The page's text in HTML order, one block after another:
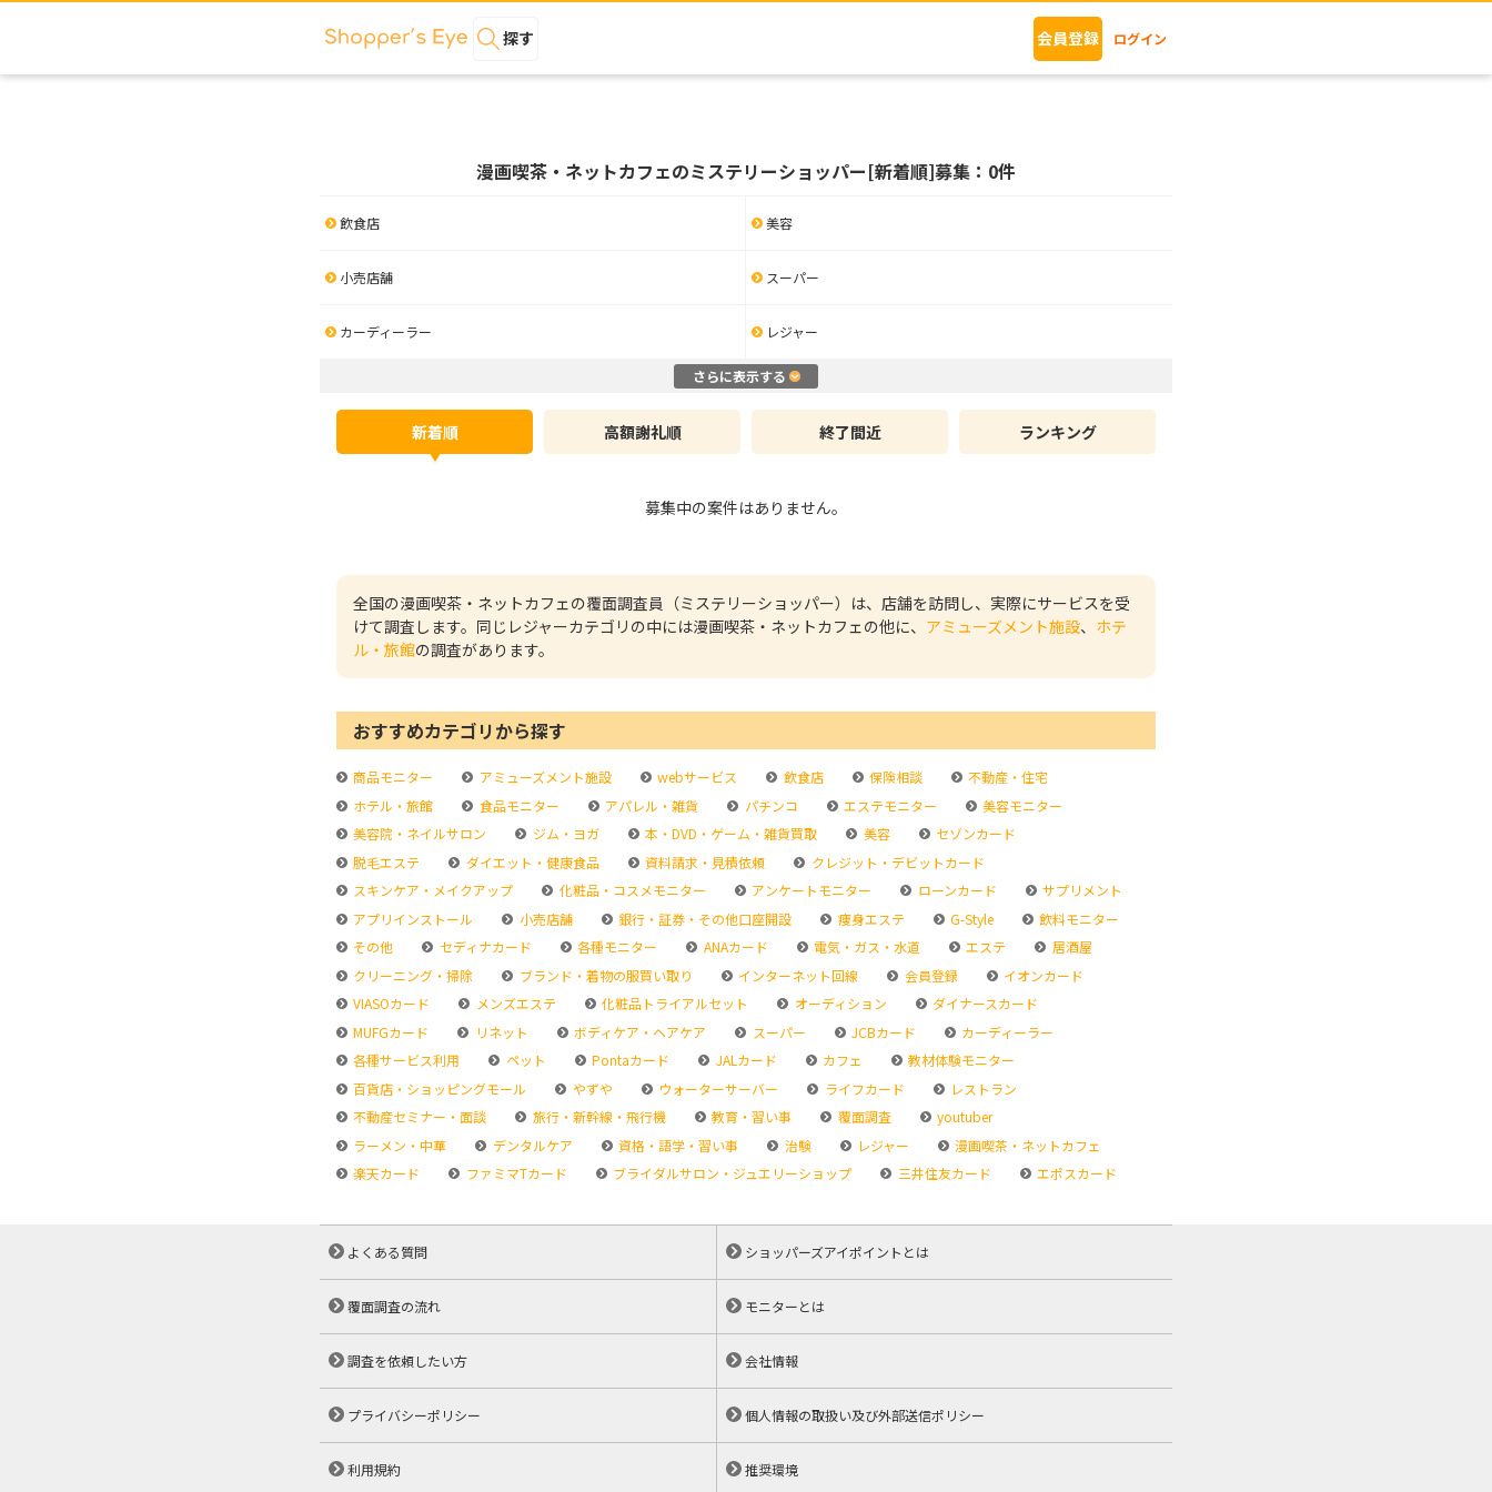
探す 会員登録 ログイン
漫画喫茶・ネットカフェのミステリーショッパー[新着順]募集：0件
飲食店 美容
小売店舗 スーパー
カーディーラー レジャー
さらに表示する
新着順 高額謝礼順 終了間近 ランキング
募集中の案件はありません。
全国の漫画喫茶・ネットカフェの覆面調査員（ミステリーショッパー）は、店舗を訪問し、実際にサービスを受
けて調査します。同じレジャーカテゴリの中には漫画喫茶・ネットカフェの他に、 アミューズメント施設、 ホテ
ル・旅館の調査があります。
おすすめカテゴリから探す
商品モニター アミューズメント施設 webサービス 飲食店 保険相談
不動産・住宅
ホテル・旅館
食品モニター アパレル・雑貨 パチンコ エステモニター
美容モニター
美容院・ネイルサロン
ジム・ヨガ 本・DVD・ゲーム・雑貨買取 美容
セゾンカード
脱毛エステ
ダイエット・健康食品 資料請求・見積依頼
クレジット・デビットカード
スキンケア・メイクアップ
化粧品・コスメモニター アンケートモニター ローンカード
サプリメント
アプリインストール
小売店舗 銀行・証券・その他口座開設 痩身エステ G-Style
飲料モニター
その他
セディナカード 各種モニター ANAカード 電気・ガス・水道 エステ
居酒屋
クリーニング・掃除
ブランド・着物の服買い取り インターネット回線 会員登録
イオンカード
VIASOカード
メンズエステ 化粧品トライアルセット オーディション
ダイナースカード
MUFGカード
リネット ボディケア・ヘアケア スーパー JCBカード
カーディーラー
各種サービス利用
ペット Pontaカード JALカード カフェ
教材体験モニター
百貨店・ショッピングモール
やずや ウォーターサーバー ライフカード
レストラン
不動産セミナー・面談
旅行・新幹線・飛行機 教育・習い事 覆面調査
youtuber
ラーメン・中華
デンタルケア 資格・語学・習い事 治験 レジャー
漫画喫茶・ネットカフェ
楽天カード
ファミマTカード ブライダルサロン・ジュエリーショップ 三井住友カード エポスカード
よくある質問 ショッパーズアイポイントとは
覆面調査の流れ モニターとは
調査を依頼したい方 会社情報
プライバシーポリシー 個人情報の取扱い及び外部送信ポリシー
利用規約 推奨環境